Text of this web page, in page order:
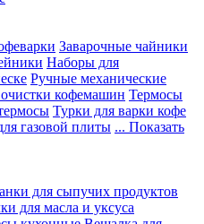
Заварочные чайники
Наборы для
Ручные механические
кофемашин Термосы
Турки для варки кофе
газовой плиты ... Показать
для сыпучих продуктов
для масла и уксуса